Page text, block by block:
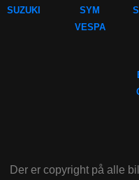
SUZUKI
SYM
VESPA
Der er copyright på alle